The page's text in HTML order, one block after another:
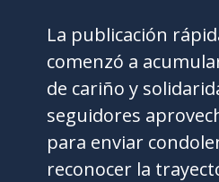
La publicación
comenzó a
de cariño y
seguidores
para enviar
reconocer la